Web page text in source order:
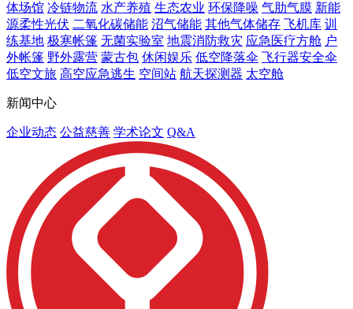
体场馆 冷链物流 水产养殖 生态农业 环保降噪 气肋气膜 新能
源柔性光伏 二氧化碳储能 沼气储能 其他气体储存 飞机库 训
练基地 极寒帐篷 无菌实验室 地震消防救灾 应急医疗方舱 户
外帐篷 野外露营 蒙古包 休闲娱乐 低空降落伞 飞行器安全伞
低空文旅 高空应急逃生 空间站 航天探测器 太空舱
新闻中心
企业动态 公益慈善 学术论文 Q&A